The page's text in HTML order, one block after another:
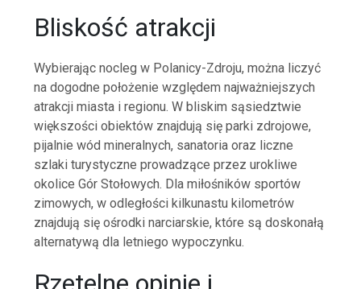
Bliskość atrakcji
Wybierając nocleg w Polanicy-Zdroju, można liczyć
na dogodne położenie względem najważniejszych
atrakcji miasta i regionu. W bliskim sąsiedztwie
większości obiektów znajdują się parki zdrojowe,
pijalnie wód mineralnych, sanatoria oraz liczne
szlaki turystyczne prowadzące przez urokliwe
okolice Gór Stołowych. Dla miłośników sportów
zimowych, w odległości kilkunastu kilometrów
znajdują się ośrodki narciarskie, które są doskonałą
alternatywą dla letniego wypoczynku.